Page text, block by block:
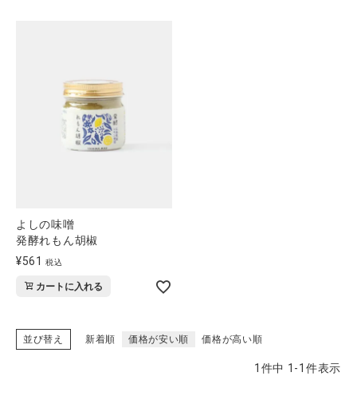
CATEGORY
ファッション雑貨
よしの味噌
発酵れもん胡椒
¥561 税込
カートに入れる
並び替え 新着順 価格が安い順 価格が高い順
1 件中 1 -1 件表示